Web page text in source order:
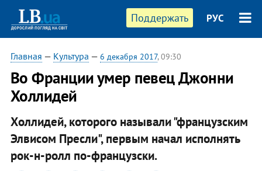
Поддержать РУС
Главная — Культура — 6 декабря 2017, 09:30
Во Франции умер певец Джонни
Холлидей
Холлидей, которого называли "французским
Элвисом Пресли", первым начал исполнять
рок-н-ролл по-французски.